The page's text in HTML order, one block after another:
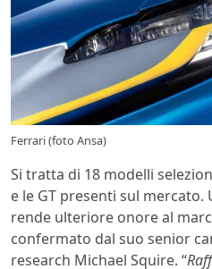
Ferrari (foto Ansa)
Si tratta di 18 modelli
e le GT presenti sul
rende ulteriore onore al
confermato dal suo senior
research Michael Squire. “